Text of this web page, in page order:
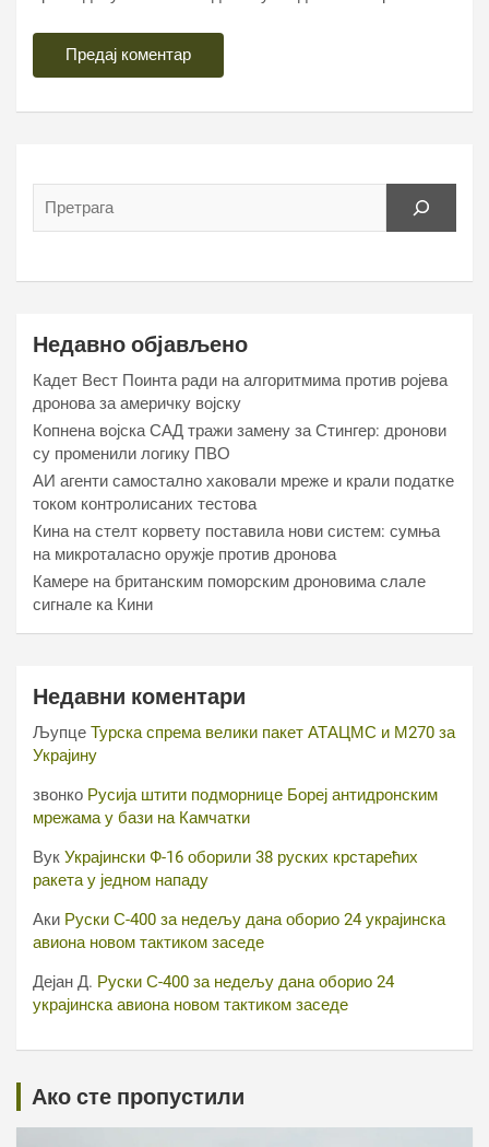
Недавно објављено
Кадет Вест Поинта ради на алгоритмима против ројева
дронова за америчку војску
Копнена војска САД тражи замену за Стингер: дронови
су променили логику ПВО
АИ агенти самостално хаковали мреже и крали податке
током контролисаних тестова
Кина на стелт корвету поставила нови систем: сумња
на микроталасно оружје против дронова
Камере на британским поморским дроновима слале
сигнале ка Кини
Недавни коментари
Љупце Турска спрема велики пакет АТАЦМС и М270 за
Украјину
звонко Русија штити подморнице Бореј антидронским
мрежама у бази на Камчатки
Вук Украјински Ф-16 оборили 38 руских крстарећих
ракета у једном нападу
Аки Руски С-400 за недељу дана оборио 24 украјинска
авиона новом тактиком заседе
Дејан Д. Руски С-400 за недељу дана оборио 24
украјинска авиона новом тактиком заседе
Ако сте пропустили